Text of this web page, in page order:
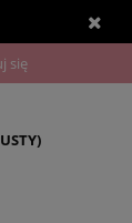
się